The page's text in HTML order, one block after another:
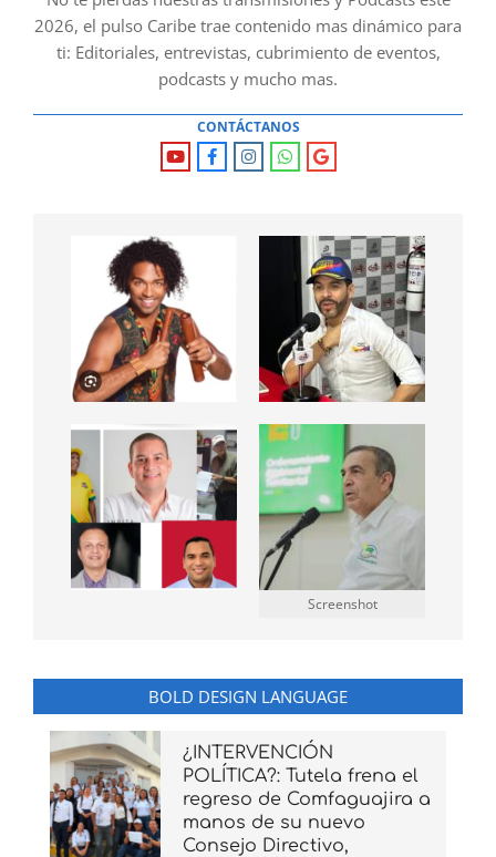
2026, el pulso Caribe trae contenido mas dinámico para
ti: Editoriales, entrevistas, cubrimiento de eventos,
podcasts y mucho mas.
CONTÁCTANOS
Screenshot
BOLD DESIGN LANGUAGE
¿INTERVENCIÓN
POLÍTICA?: Tutela frena el
regreso de Comfaguajira a
manos de su nuevo
Consejo Directivo,